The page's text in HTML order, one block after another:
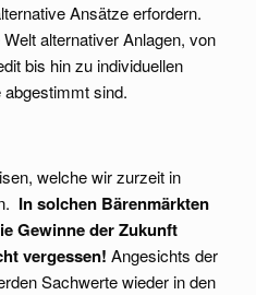
Ansätze erfordern.
alternativer Anlagen, von
bis hin zu individuellen
abgestimmt sind.
welche wir zurzeit in
In solchen Bärenmärkten
Gewinne der Zukunft
vergessen! Angesichts der
Sachwerte wieder in den